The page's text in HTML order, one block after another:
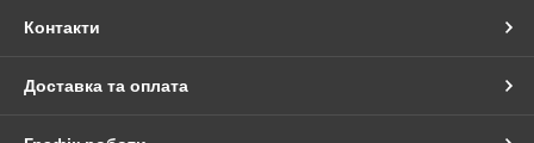
Контакти
Доставка та оплата